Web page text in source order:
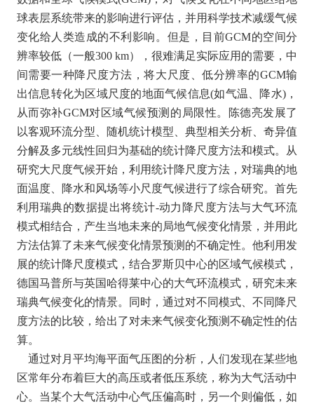
球表层系统带来的影响进行评估，并用科学技术减缓气候
变化给人类造成的不利影响。但是，目前GCM的空间分
辨率较低（一般300 km），很难满足实际应用的需要，中
间需要一种降尺度方法，将大尺度、低分辨率的GCM输
出信息转化为区域尺度的地面气候信息(如气温、降水)，
从而弥补GCM对区域气候预测的局限性。陈德亮发展了
以客观环流分型、随机统计模型、典型相关分析、奇异值
分解及多元线性回归为基础的统计降尺度方法和模式。从
研究大尺度气候开始，利用统计降尺度方法，对瑞典的地
面温度、降水和风场等小尺度气候进行了综合研究。首先
利用瑞典的数据提出将统计-动力降尺度方法与大气环流
模式相结合，产生当地未来的局地气候变化情景，并用此
方法估算了未来气候变化情景预测的不确定性。他利用发
展的统计降尺度模式，结合罗斯贝中心的区域气候模式，
德国马普所与英国哈得莱中心的大气环流模式，研究未来
瑞典气候变化的情景。同时，通过对不同模式、不同降尺
度方法的比较，给出了对未来气候变化预测不确定性的估
算。
通过对月平均海平面气压图的分析，人们发现在某些地
区常年分布着巨大的高压或者低压系统，称为大气活动中
心。当某个大气活动中心气压偏高时，另一个则偏低，如